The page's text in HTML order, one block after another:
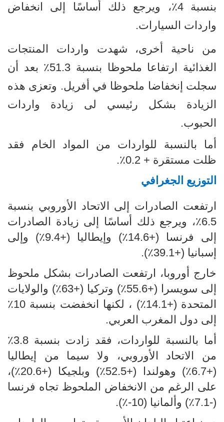
بنسبة 4٪، ويرجع ذلك أساسًا إلى انخفاض
واردات السيارات.
من ناحية أخرى، شهدت واردات المنتجات
الغذائية ارتفاعا ملحوظا بنسبة 51.3٪ بعد أن
سجلت إنخفاضا ملحوظا في أفريل. وتعزى هذه
الزيادة بشكل رئيسي لى زيادة واردات
الحبوب.
أما بالنسبة للواردات من المواد الخام فقد
ظلت مستقرة + 0.2٪.
التوزيع الجغرافي
ارتفعت الصادرات إلى الاتحاد الأوروبي بنسبة
6.5٪، ويرجع ذلك أساسًا إلى زيادة الصادرات
إلى فرنسا
(+14.6٪) وإيطاليا (+9.4٪) وإلى
إسبانيا (+39.1٪)
.
خارج أوروبا، ارتفعت الصادرات بشكل ملحوظ
إلى سويسرا (+55.6٪) وتركيا (+63٪) والولايات
المتحدة (+14.1٪) ، لكنها انخفضت بنسبة 10٪
إلى دول المغرب العربي.
أما بالنسبة للواردات، فقد زادت بنسبة 3.8٪
من الاتحاد الأوروبي، ولا سيما من إيطاليا
(+6.7٪) وهولندا (+52.5٪) وبلجيكا (+20.6٪)،
على الرغم من الانخفاض الملحوظ تجاه فرنسا
(-7.1٪) وألمانيا (
-10٪).